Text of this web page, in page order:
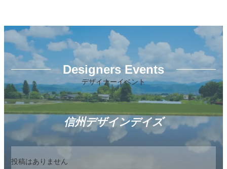
Designers Events
デザイナーイベント
信州デザインデイズ
投稿はありません